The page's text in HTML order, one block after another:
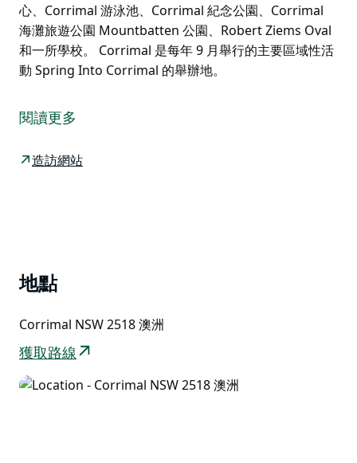
心、Corrimal 游泳池、Corrimal 紀念公園、Corrimal
海灘旅遊公園 Mountbatten 公園、Robert Ziems Oval
和一所學校。 Corrimal 是每年 9 月舉行的主要區域性活
動 Spring Into Corrimal 的舉辦地。
方，當時休·肯尼迪獲得了 50 英畝的土地，並被描述為
“在科里馬爾”。
Corrimal 的名字來源於一個土著詞“Kurumul”，意思是
該地區的主要特色包括 Stockland 購物中心、Corrimal
游泳池、Corrimal 紀念公園、Corrimal 海灘旅遊公園
Corrimal 是每年 9 月舉行的主要區域性活動 Spring Into
Corrimal 的舉辦地。
閱讀更多
造訪網站
地點
Corrimal NSW 2518 澳洲
獲取路線